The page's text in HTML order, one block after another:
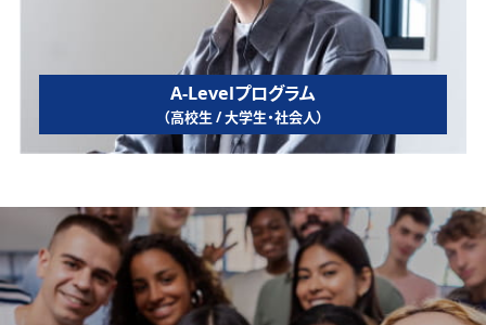
A-Levelプログラム
（高校生 / 大学生・社会人）